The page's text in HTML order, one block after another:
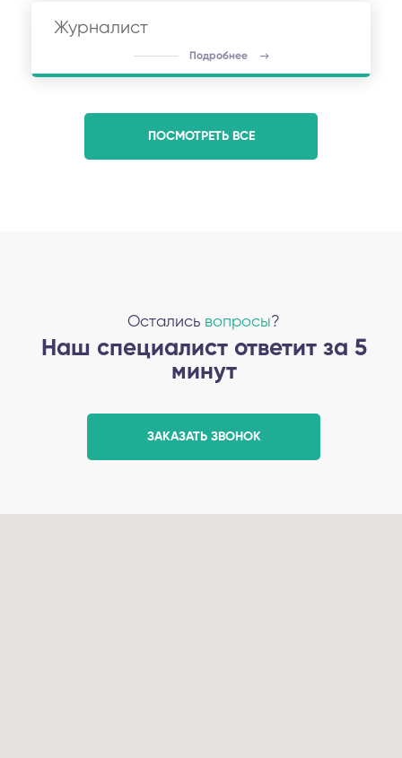
Журналист
Подробнее
ПОСМОТРЕТЬ ВСЕ
Остались вопросы?
Наш специалист ответит за 5
минут
ЗАКАЗАТЬ ЗВОНОК